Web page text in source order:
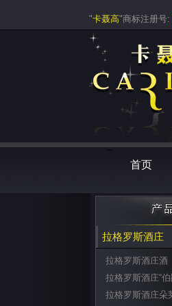
"卡聂高"商标注册号:
首页
拉格罗斯酒庄
拉格罗斯酒庄酒
拉格罗斯酒庄“伯
拉格罗斯酒庄朵